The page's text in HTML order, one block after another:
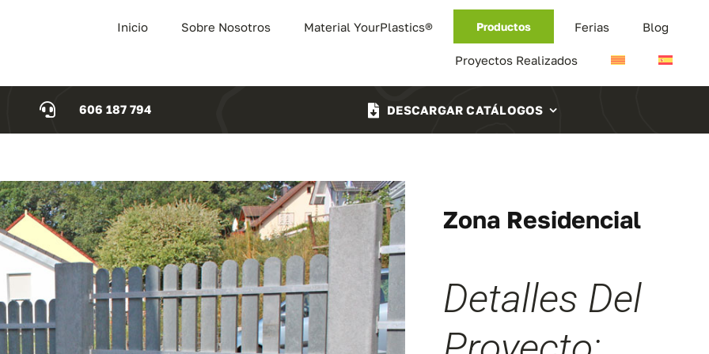
Inicio Sobre Nosotros Material YourPlastics® Productos Ferias Blog
Proyectos Realizados
606 187 794 DESCARGAR CATÁLOGOS
Zona Residencial
Detalles Del